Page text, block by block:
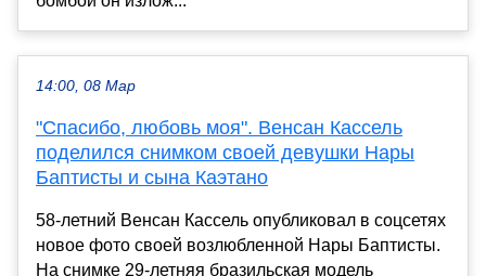
14:00, 08 Мар
"Спасибо, любовь моя". Венсан Кассель
поделился снимком своей девушки Нары
Баптисты и сына Каэтано
58-летний Венсан Кассель опубликовал в соцсетях
новое фото своей возлюбленной Нары Баптисты.
На снимке 29-летняя бразильская модель